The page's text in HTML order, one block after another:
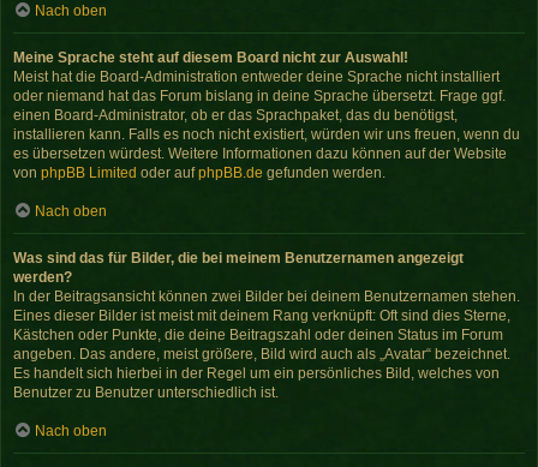
Nach oben
Meine Sprache steht auf diesem Board nicht zur Auswahl!
Meist hat die Board-Administration entweder deine Sprache nicht installiert
oder niemand hat das Forum bislang in deine Sprache übersetzt. Frage ggf.
einen Board-Administrator, ob er das Sprachpaket, das du benötigst,
installieren kann. Falls es noch nicht existiert, würden wir uns freuen, wenn du
es übersetzen würdest. Weitere Informationen dazu können auf der Website
von phpBB Limited oder aufphpBB.de gefunden werden.
Nach oben
Was sind das für Bilder, die bei meinem Benutzernamen angezeigt
werden?
In der Beitragsansicht können zwei Bilder bei deinem Benutzernamen stehen.
Eines dieser Bilder ist meist mit deinem Rang verknüpft: Oft sind dies Sterne,
Kästchen oder Punkte, die deine Beitragszahl oder deinen Status im Forum
angeben. Das andere, meist größere, Bild wird auch als „Avatar“ bezeichnet.
Es handelt sich hierbei in der Regel um ein persönliches Bild, welches von
Benutzer zu Benutzer unterschiedlich ist.
Nach oben